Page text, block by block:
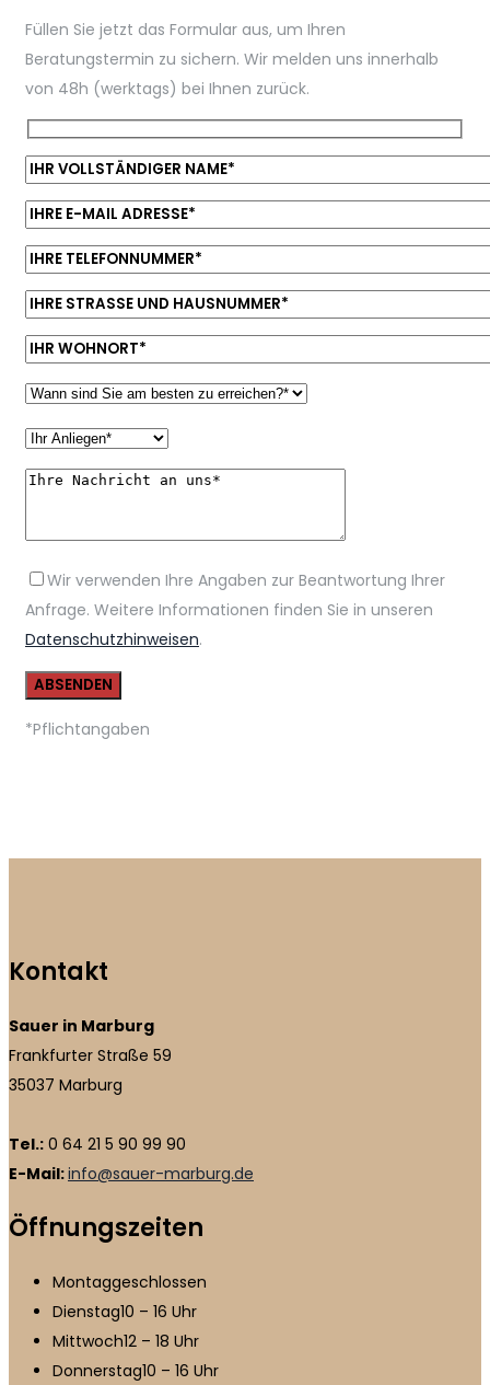
Füllen Sie jetzt das Formular aus, um Ihren
Beratungstermin zu sichern. Wir melden uns innerhalb
von 48h (werktags) bei Ihnen zurück.
Wir verwenden Ihre Angaben zur Beantwortung Ihrer
Anfrage. Weitere Informationen finden Sie in unseren
Datenschutzhinweisen.
*Pflichtangaben
Kontakt
Sauer in Marburg
Frankfurter Straße 59
35037 Marburg
Tel.: 0 64 21 5 90 99 90
E-Mail:info@sauer-marburg.de
Öffnungszeiten
Montaggeschlossen
Dienstag10 – 16 Uhr
Mittwoch12 – 18 Uhr
Donnerstag10 – 16 Uhr